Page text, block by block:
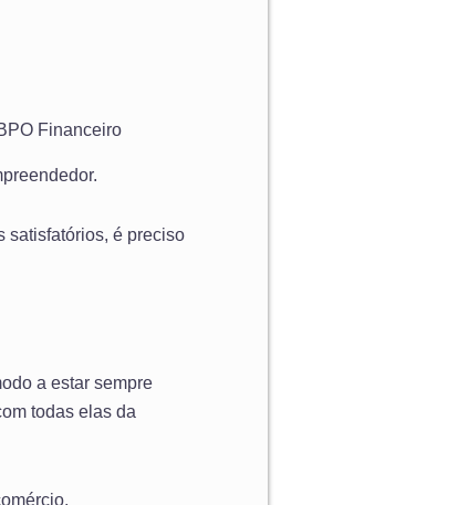
Financeiro
satisfatórios, é preciso
a estar sempre
todas elas da